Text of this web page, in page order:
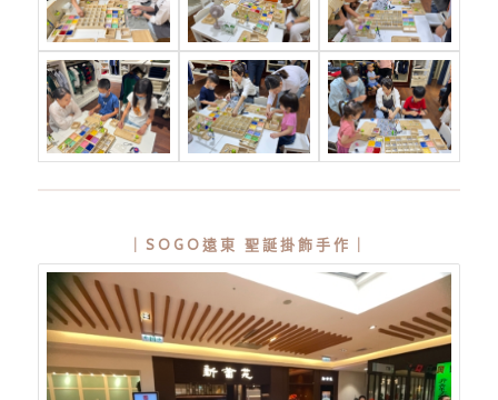
｜SOGO遠東 聖誕掛飾手作｜